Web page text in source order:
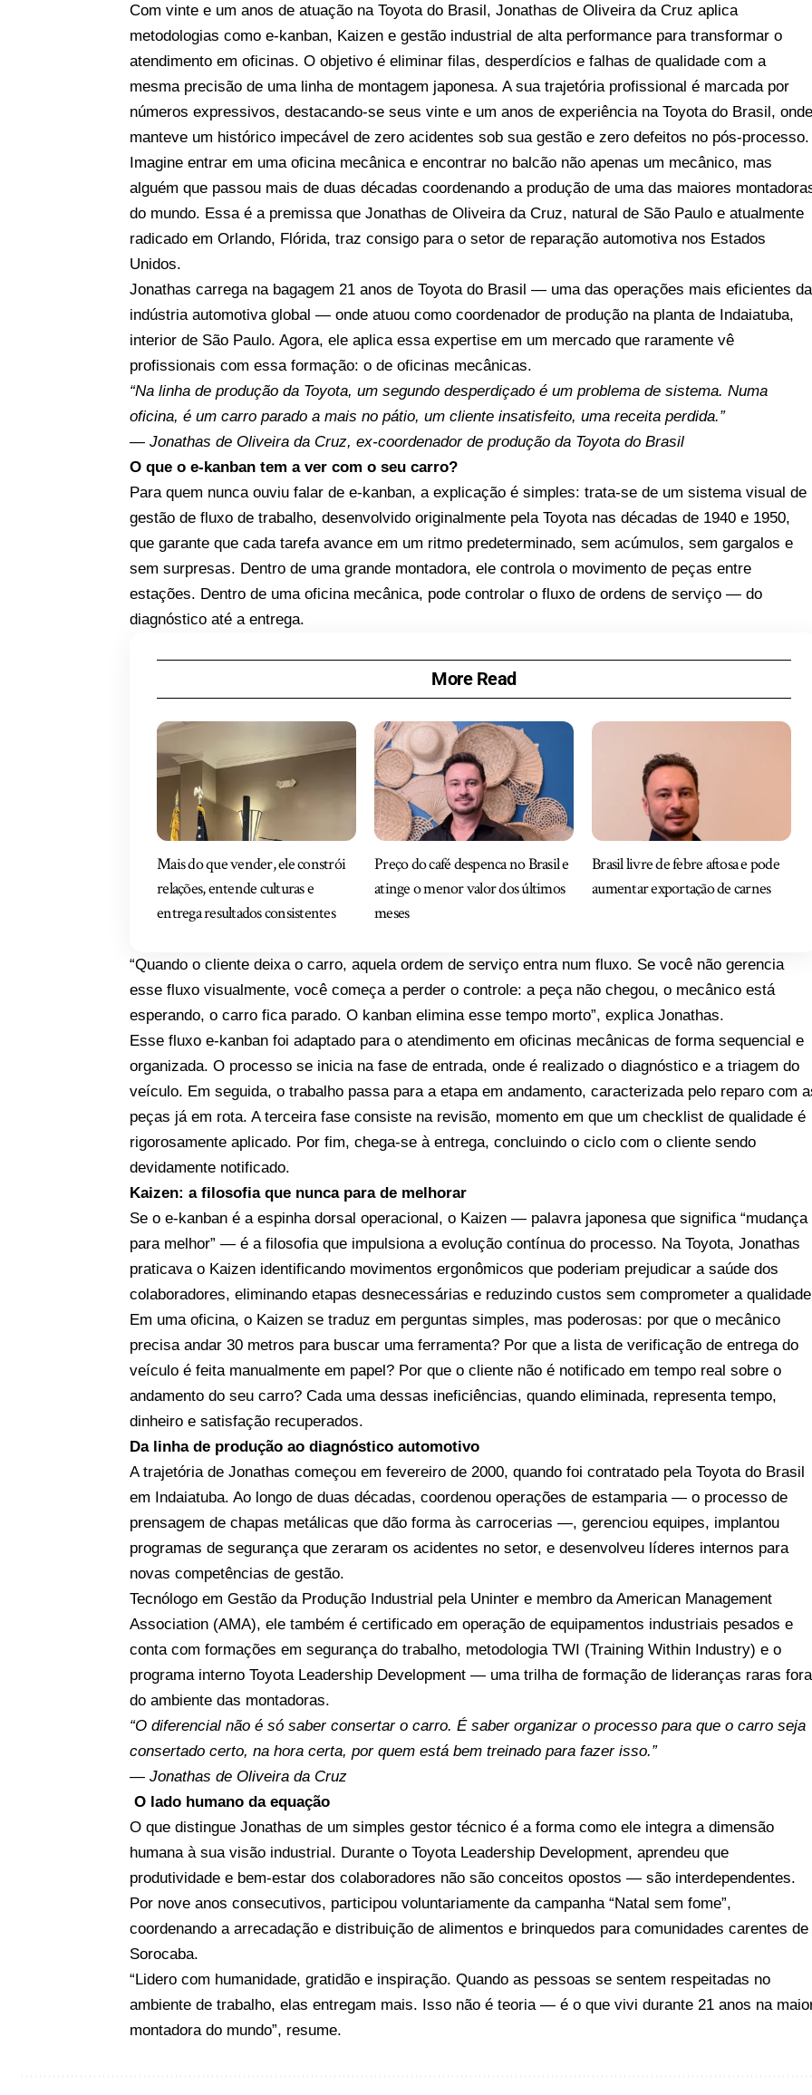
Com vinte e um anos de atuação na Toyota do Brasil, Jonathas de Oliveira da Cruz aplica
metodologias como e-kanban, Kaizen e gestão industrial de alta performance para transformar o
atendimento em oficinas. O objetivo é eliminar filas, desperdícios e falhas de qualidade com a
mesma precisão de uma linha de montagem japonesa. A sua trajetória profissional é marcada por
números expressivos, destacando-se seus vinte e um anos de experiência na Toyota do Brasil,
manteve um histórico impecável de zero acidentes sob sua gestão e zero defeitos no pós-processo.
Imagine entrar em uma oficina mecânica e encontrar no balcão não apenas um mecânico, mas
alguém que passou mais de duas décadas coordenando a produção de uma das maiores
do mundo. Essa é a premissa que Jonathas de Oliveira da Cruz, natural de São Paulo e atualmente
radicado em Orlando, Flórida, traz consigo para o setor de reparação automotiva nos Estados
Unidos.
Jonathas carrega na bagagem 21 anos de Toyota do Brasil — uma das operações mais eficientes da
indústria automotiva global — onde atuou como coordenador de produção na planta de Indaiatuba,
interior de São Paulo. Agora, ele aplica essa expertise em um mercado que raramente vê
profissionais com essa formação: o de oficinas mecânicas.
“Na linha de produção da Toyota, um segundo desperdiçado é um problema de sistema. Numa
oficina, é um carro parado a mais no pátio, um cliente insatisfeito, uma receita perdida.”
— Jonathas de Oliveira da Cruz, ex-coordenador de produção da Toyota do Brasil
O que o e-kanban tem a ver com o seu carro?
Para quem nunca ouviu falar de e-kanban, a explicação é simples: trata-se de um sistema visual de
gestão de fluxo de trabalho, desenvolvido originalmente pela Toyota nas décadas de 1940 e 1950,
que garante que cada tarefa avance em um ritmo predeterminado, sem acúmulos, sem gargalos e
sem surpresas. Dentro de uma grande montadora, ele controla o movimento de peças entre
estações. Dentro de uma oficina mecânica, pode controlar o fluxo de ordens de serviço — do
diagnóstico até a entrega.
More Read
Mais do que vender, ele constrói
relações, entende culturas e
entrega resultados consistentes
Preço do café despenca no Brasil e
atinge o menor valor dos últimos
meses
Brasil livre de febre aftosa e pode
aumentar exportação de carnes
“Quando o cliente deixa o carro, aquela ordem de serviço entra num fluxo. Se você não gerencia
esse fluxo visualmente, você começa a perder o controle: a peça não chegou, o mecânico está
esperando, o carro fica parado. O kanban elimina esse tempo morto”, explica Jonathas.
Esse fluxo e-kanban foi adaptado para o atendimento em oficinas mecânicas de forma sequencial e
organizada. O processo se inicia na fase de entrada, onde é realizado o diagnóstico e a triagem do
veículo. Em seguida, o trabalho passa para a etapa em andamento, caracterizada pelo reparo com
peças já em rota. A terceira fase consiste na revisão, momento em que um checklist de qualidade é
rigorosamente aplicado. Por fim, chega-se à entrega, concluindo o ciclo com o cliente sendo
devidamente notificado.
Kaizen: a filosofia que nunca para de melhorar
Se o e-kanban é a espinha dorsal operacional, o Kaizen — palavra japonesa que significa “mudança
para melhor” — é a filosofia que impulsiona a evolução contínua do processo. Na Toyota, Jonathas
praticava o Kaizen identificando movimentos ergonômicos que poderiam prejudicar a saúde dos
colaboradores, eliminando etapas desnecessárias e reduzindo custos sem comprometer a
Em uma oficina, o Kaizen se traduz em perguntas simples, mas poderosas: por que o mecânico
precisa andar 30 metros para buscar uma ferramenta? Por que a lista de verificação de entrega do
veículo é feita manualmente em papel? Por que o cliente não é notificado em tempo real sobre o
andamento do seu carro? Cada uma dessas ineficiências, quando eliminada, representa tempo,
dinheiro e satisfação recuperados.
Da linha de produção ao diagnóstico automotivo
A trajetória de Jonathas começou em fevereiro de 2000, quando foi contratado pela Toyota do Brasil
em Indaiatuba. Ao longo de duas décadas, coordenou operações de estamparia — o processo de
prensagem de chapas metálicas que dão forma às carrocerias —, gerenciou equipes, implantou
programas de segurança que zeraram os acidentes no setor, e desenvolveu líderes internos para
novas competências de gestão.
Tecnólogo em Gestão da Produção Industrial pela Uninter e membro da American Management
Association (AMA), ele também é certificado em operação de equipamentos industriais pesados e
conta com formações em segurança do trabalho, metodologia TWI (Training Within Industry) e o
programa interno Toyota Leadership Development — uma trilha de formação de lideranças raras fora
do ambiente das montadoras.
“O diferencial não é só saber consertar o carro. É saber organizar o processo para que o carro seja
consertado certo, na hora certa, por quem está bem treinado para fazer isso.”
— Jonathas de Oliveira da Cruz
O lado humano da equação
O que distingue Jonathas de um simples gestor técnico é a forma como ele integra a dimensão
humana à sua visão industrial. Durante o Toyota Leadership Development, aprendeu que
produtividade e bem-estar dos colaboradores não são conceitos opostos — são interdependentes.
Por nove anos consecutivos, participou voluntariamente da campanha “Natal sem fome”,
coordenando a arrecadação e distribuição de alimentos e brinquedos para comunidades carentes de
Sorocaba.
“Lidero com humanidade, gratidão e inspiração. Quando as pessoas se sentem respeitadas no
ambiente de trabalho, elas entregam mais. Isso não é teoria — é o que vivi durante 21 anos na
montadora do mundo”, resume.